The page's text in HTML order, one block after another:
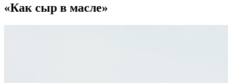
«Как сыр в масле»